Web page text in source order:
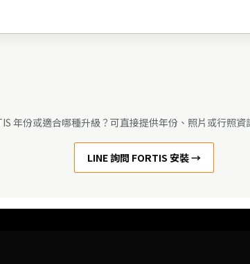
年份或適合哪種升級？可直接提供年份、照片或行照資
LINE 詢問 FORTIS 安裝 →